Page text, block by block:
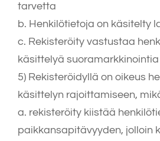
tarvetta
b. Henkilötietoja on käsitelty
c. Rekisteröity vastustaa
käsittelyä
5) Rekisteröidyllä on oikeus
käsittelyn rajoittamiseen,
a. rekisteröity kiistää
paikkansapitävyyden, jolloin